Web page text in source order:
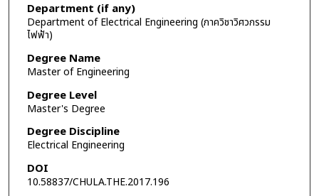
Department (if any)
Department of Electrical Engineering (ภาควิชาวิศวกรรม
ไฟฟ้า)
Degree Name
Master of Engineering
Degree Level
Master's Degree
Degree Discipline
Electrical Engineering
DOI
10.58837/CHULA.THE.2017.196